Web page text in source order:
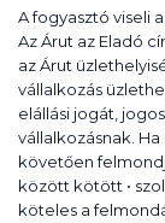
A fogyasztó viseli
Az Árut az Eladó
az Árut
vállalkozás
elállási jogát,
vállalkozásnak.
követően
között kötött •
köteles a